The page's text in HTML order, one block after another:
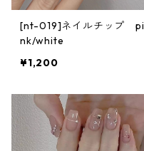
[nt-019]ネイルチップ pi
nk/white
¥1,200